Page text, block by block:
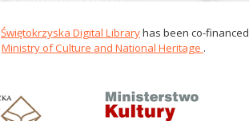
Świętokrzyska Digital Libraryhas been co-financed
Ministry of Culture and National Heritage .